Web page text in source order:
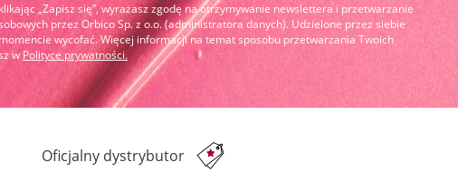
„Zapisz się”, wyrażasz zgodę na otrzymywanie newslettera i przetwarzanie
przez Orbico Sp. z o.o. (administratora danych). Udzielone przez siebie
wycofać. Więcej informacji na temat sposobu przetwarzania Twoich
w Polityce prywatności.
Oficjalny dystrybutor